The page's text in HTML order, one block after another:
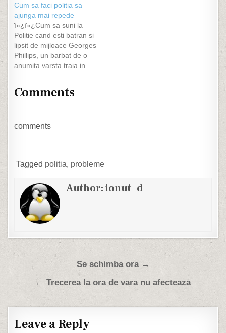
plop decat se pare.
DÄƒÄƒÄƒ, sunt nepotii lu
sefu' nu stiu care care "se
pricepe" sa instaleze
winamp, deci prin
definitie…
Cum sa faci politia sa
ajunga mai repede
ï»¿ï»¿Cum sa suni la
Politie cand esti batran si
lipsit de mijloace Georges
Phillips, un barbat de o
anumita varsta traia in
ii spune ca a lasat lumina
vazut ca hotii ii…
Comments
comments
Tagged politia, probleme
Author:ionut_d
Post navigationSe schimba ora →
← Trecerea la ora de vara nu afecteaza
Leave a Reply